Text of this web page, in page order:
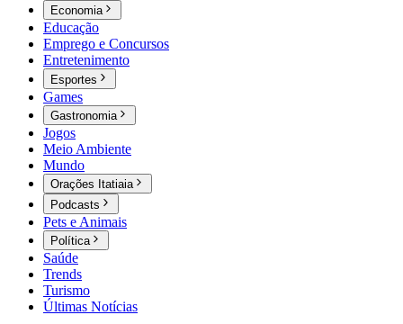
Economia
Educação
Emprego e Concursos
Entretenimento
Esportes
Games
Gastronomia
Jogos
Meio Ambiente
Mundo
Orações Itatiaia
Podcasts
Pets e Animais
Política
Saúde
Trends
Turismo
Últimas Notícias